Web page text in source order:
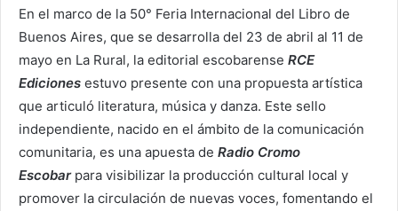
En el marco de la 50° Feria Internacional del Libro de
Buenos Aires, que se desarrolla del 23 de abril al 11 de
mayo en La Rural, la editorial escobarense RCE
Ediciones estuvo presente con una propuesta artística
que articuló literatura, música y danza. Este sello
independiente, nacido en el ámbito de la comunicación
comunitaria, es una apuesta de Radio Cromo
Escobarpara visibilizar la producción cultural local y
promover la circulación de nuevas voces, fomentando el